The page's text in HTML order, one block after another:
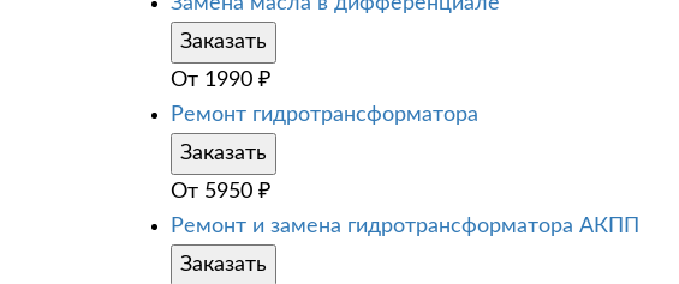
Заказать
От 1990 ₽
Ремонт гидротрансформатора
Заказать
От 5950 ₽
Ремонт и замена гидротрансформатора АКПП
Заказать